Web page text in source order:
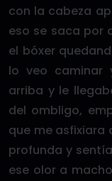
con la cabeza
eso se saca por
el bóxer
lo veo caminar
arriba y le
del ombligo,
que me asfixiara
profunda y
ese olor a